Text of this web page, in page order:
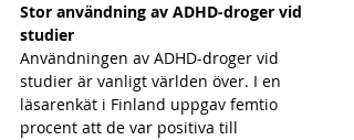
Stor användning av ADHD-droger vid
studier
Användningen av ADHD-droger vid
studier är vanligt världen över. I en
läsarenkät i Finland uppgav femtio
procent att de var positiva till